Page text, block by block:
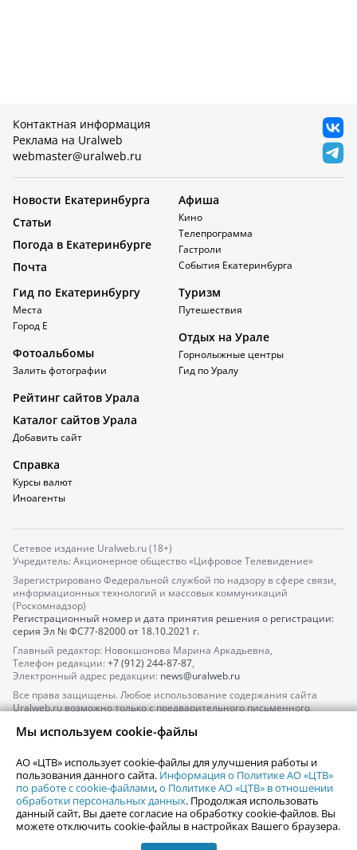
Контактная информация
Реклама на Uralweb
webmaster@uralweb.ru
Новости Екатеринбурга
Статьи
Погода в Екатеринбурге
Почта
Афиша
Кино
Телепрограмма
Гастроли
События Екатеринбурга
Гид по Екатеринбургу
Места
Город Е
Фотоальбомы
Залить фотографии
Туризм
Путешествия
Отдых на Урале
Горнолыжные центры
Гид по Уралу
Рейтинг сайтов Урала
Каталог сайтов Урала
Добавить сайт
Справка
Курсы валют
Иноагенты
Сетевое издание Uralweb.ru (18+)
Учредитель: Акционерное общество «Цифровое Телевидение»
Зарегистрировано Федеральной службой по надзору в сфере связи,
информационных технологий и массовых коммуникаций
(Роскомнадзор)
Регистрационный номер и дата принятия решения о регистрации:
серия Эл № ФС77-82000от 18.10.2021 г.
Главный редактор: Новокшонова Марина Аркадьевна,
Телефон редакции: +7 (912) 244-87-87,
Электронный адрес редакции: news@uralweb.ru
Все права защищены. Любое использование содержания сайта
Uralweb.ru возможно только с предварительного письменного
По вопросам размещения рекламы обращайтесь по тел.
По вопросам размещения информации в разделе «Афиша»
afisha@uralweb.ru
Пользовательское соглашение на использование сайта
Политика АО «ЦТВ» в отношении обработки персональных данных
Мы используем cookie-файлы
АО «ЦТВ» использует cookie-файлы для улучшения работы и
пользования данного сайта. Информация о Политике АО «ЦТВ»
по работе с cookie-файлами,о Политике АО «ЦТВ» в отношении
обработки персональных данных. Продолжая использовать
данный сайт, Вы даете согласие на обработку cookie-файлов. Вы
можете отключить cookie-файлы в настройках Вашего браузера.